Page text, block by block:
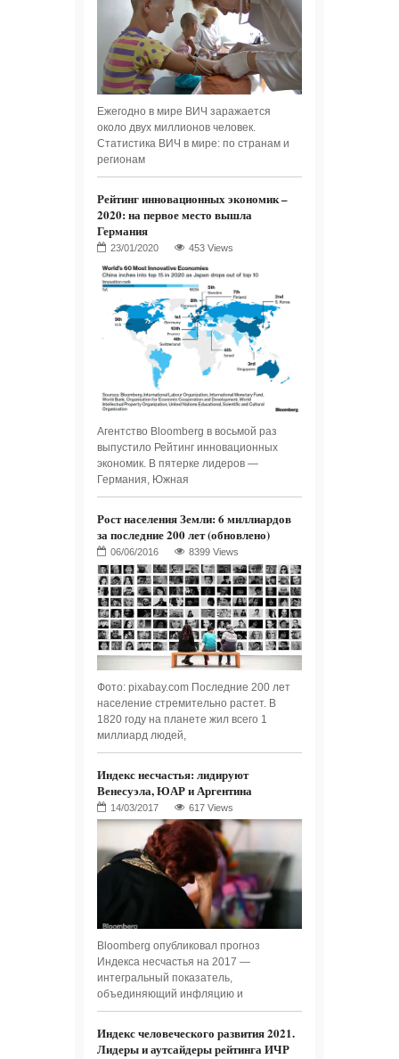
Ежегодно в мире ВИЧ заражается
около двух миллионов человек.
Статистика ВИЧ в мире: по странам и
регионам
Рейтинг инновационных экономик –
2020: на первое место вышла
Германия
453 Views
Агентство Bloomberg в восьмой раз
выпустило Рейтинг инновационных
экономик. В пятерке лидеров —
Германия, Южная
Рост населения Земли: 6 миллиардов
за последние 200 лет (обновлено)
8399 Views
Фото: pixabay.com Последние 200 лет
население стремительно растет. В
1820 году на планете жил всего 1
миллиард людей,
Индекс несчастья: лидируют
Венесуэла, ЮАР и Аргентина
617 Views
Bloomberg опубликовал прогноз
Индекса несчастья на 2017 —
интегральный показатель,
объединяющий инфляцию и
Индекс человеческого развития 2021.
Лидеры и аутсайдеры рейтинга ИЧР